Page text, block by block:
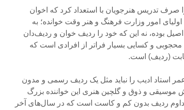
تدریس هنرجویان با استعداد کرد که اخوان
امور وزارت فرهنگ و هنر وقت خوانده؛ به
بوده، نه این که خود را ردیف خوان و ردیف‌دان
و کسایی بسیار فراتر از افرادی است که
(ردیف) است.
استاد ادیب را نباید مثل یک ردیف رسمی و مدون
موسیقی و ذوق و گلچین هنری این خواننده بزرگ
ردیف بدون کم و کاست است که در سال‌های آخر